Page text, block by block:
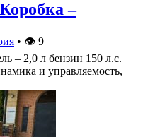
–
• 👁 9
– 2,0 л бензин 150 л.с.
и управляемость,